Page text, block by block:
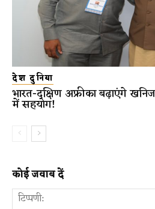
देश दुनिया
भारत-दक्षिण अफ्रीका बढ़ाएंगे खनिज,
में सहयोग!
कोई जवाब दें